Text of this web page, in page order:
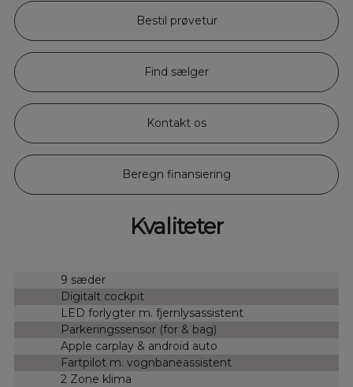
Bestil prøvetur
Find sælger
Kontakt os
Beregn finansiering
Kvaliteter
9 sæder
Digitalt cockpit
LED forlygter m. fjernlysassistent
Parkeringssensor (for & bag)
Apple carplay & android auto
Fartpilot m. vognbaneassistent
2 Zone klima